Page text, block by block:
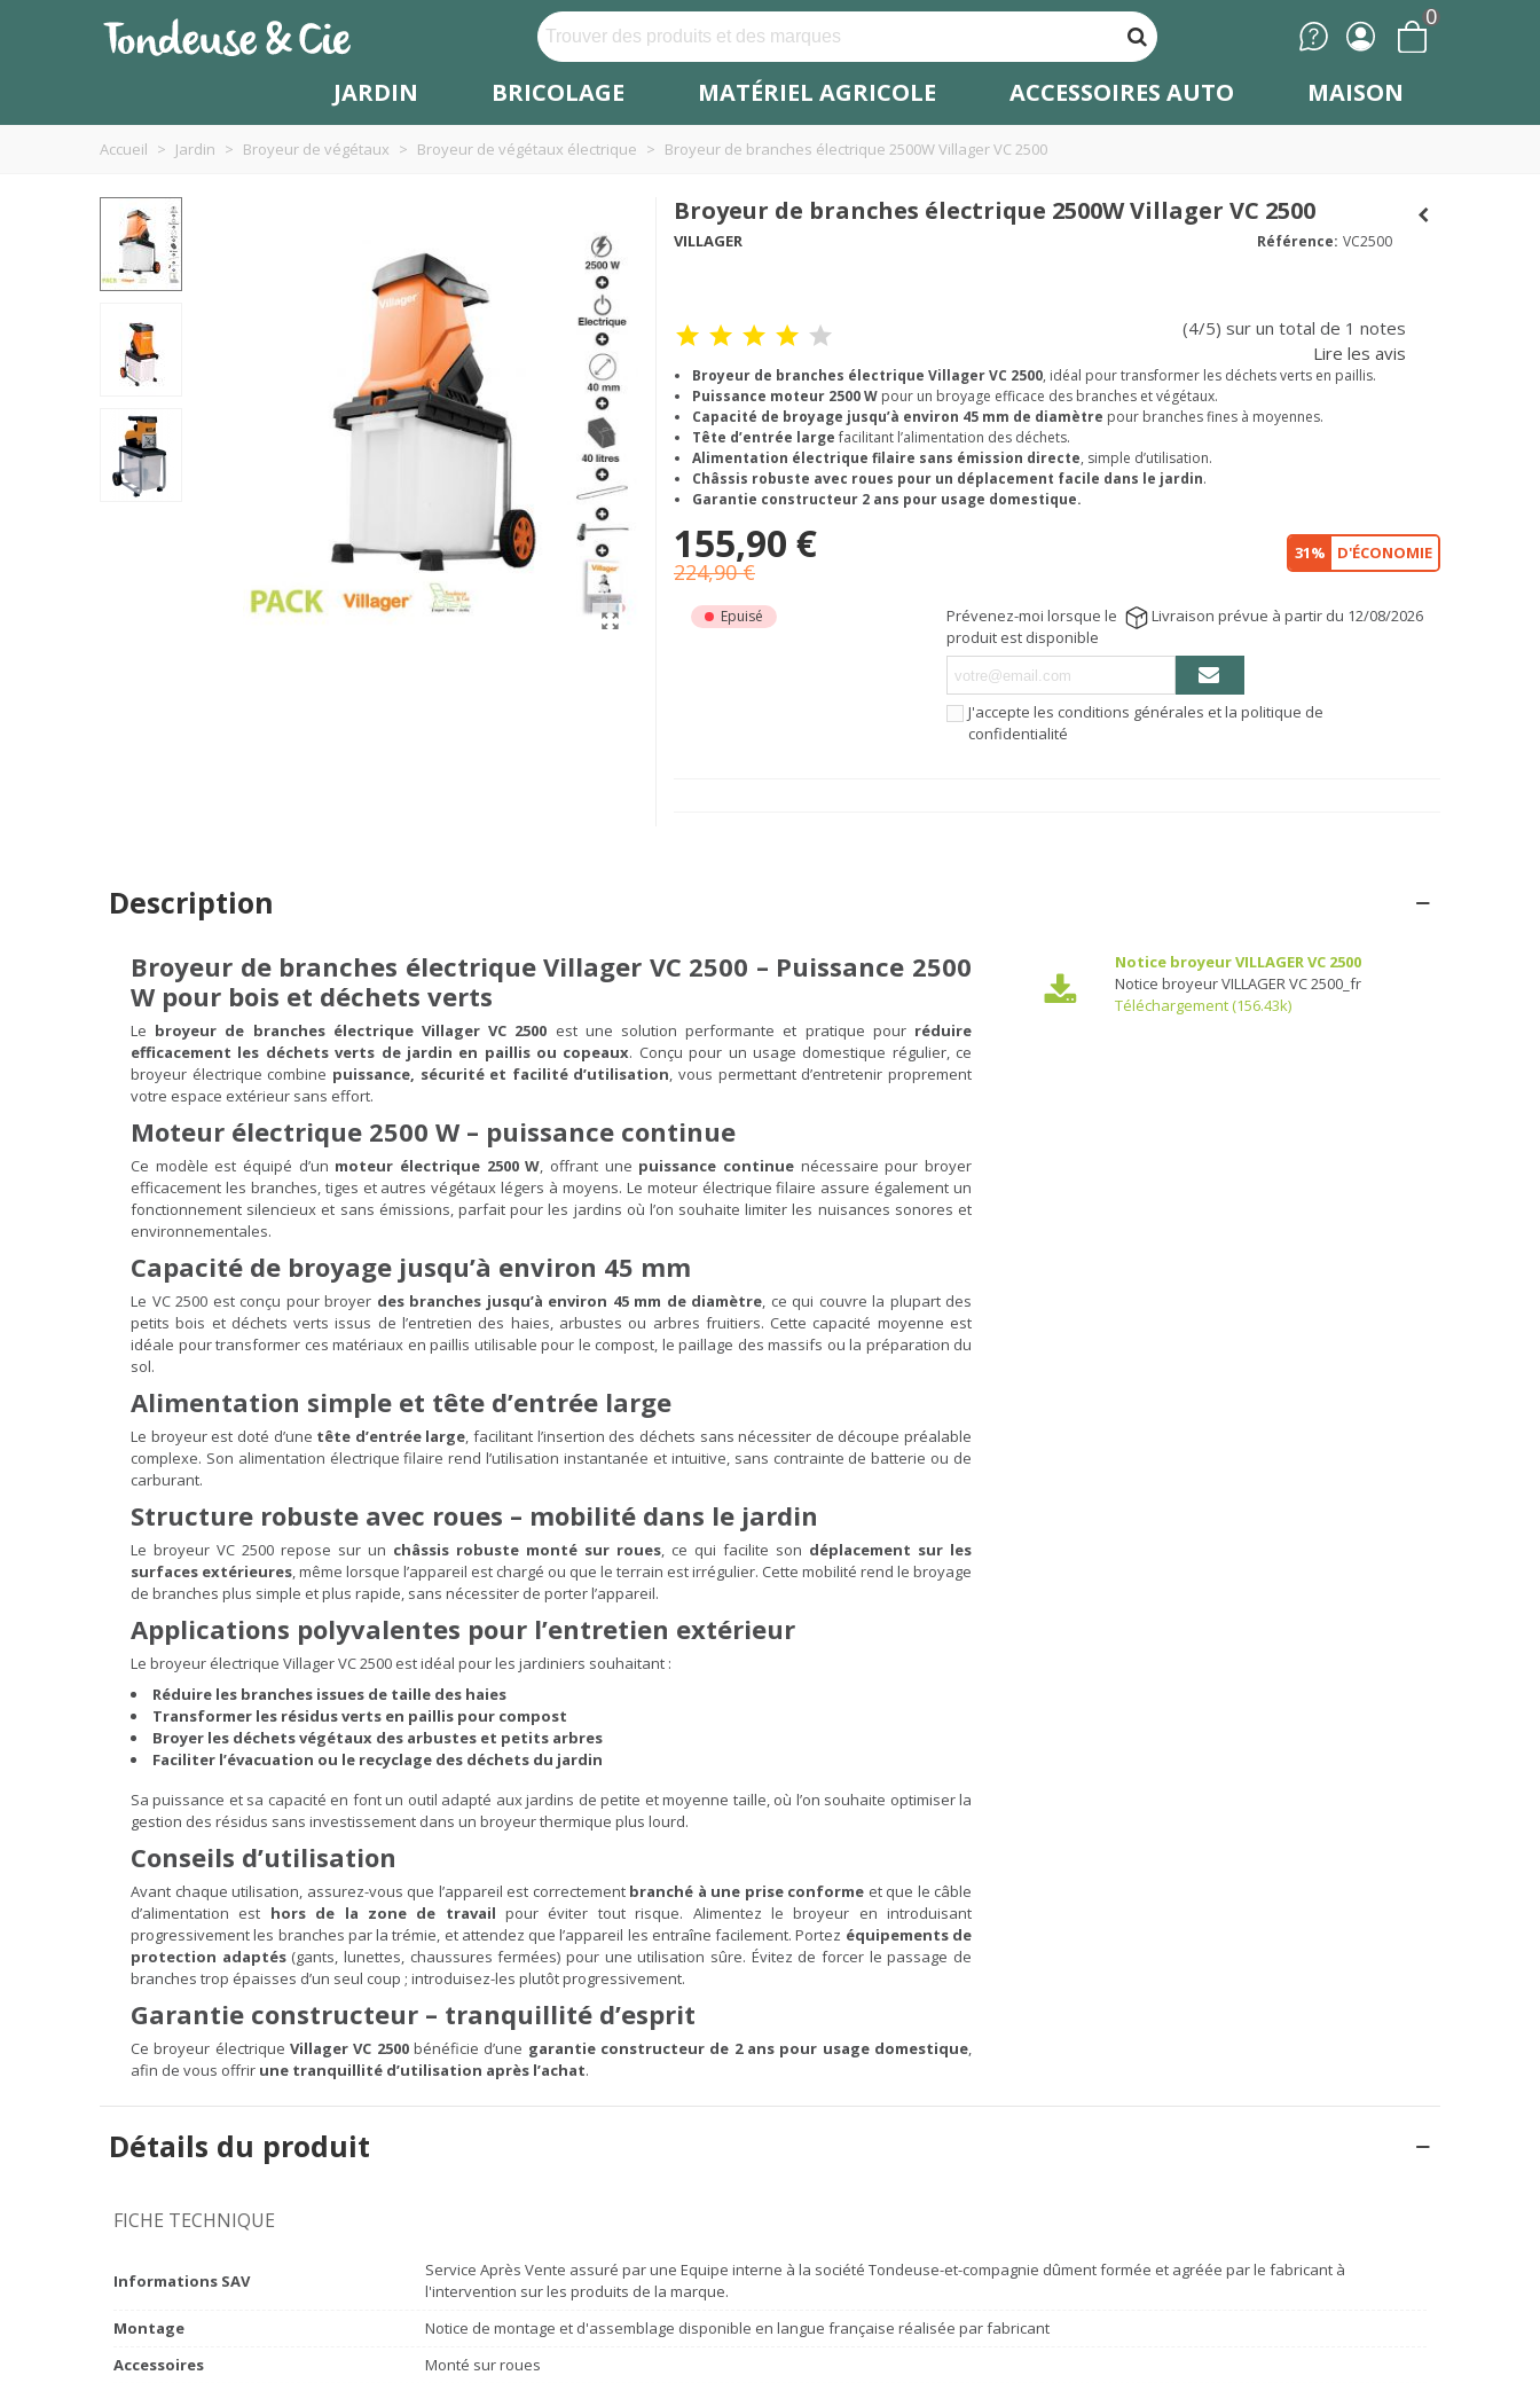
0
JARDIN BRICOLAGE MATÉRIEL AGRICOLE ACCESSOIRES AUTO MAISON
Accueil > Jardin > Broyeur de végétaux > Broyeur de végétaux électrique > Broyeur de branches électrique 2500W Villager VC 2500
Broyeur de branches électrique 2500W Villager VC 2500
VILLAGER Référence: VC2500
(4/5) sur un total de 1 notes
Lire les avis
Broyeur de branches électrique Villager VC 2500, idéal pour transformer les déchets verts en paillis.
Puissance moteur 2500 W pour un broyage efficace des branches et végétaux.
Capacité de broyage jusqu’à environ 45 mm de diamètre pour branches fines à moyennes.
Tête d’entrée largefacilitant l’alimentation des déchets.
Alimentation électrique filaire sans émission directe, simple d’utilisation.
Châssis robuste avec roues pour un déplacement facile dans le jardin.
Garantie constructeur 2 ans pour usage domestique.
155,90 €
224,90 €
31% D'ÉCONOMIE
Epuisé Livraison prévue à partir du 12/08/2026
Prévenez-moi lorsque le
produit est disponible
J'accepte les conditions générales et la politique de
confidentialité
Description
Broyeur de branches électrique Villager VC 2500 – Puissance 2500
W pour bois et déchets verts
Le broyeur de branches électrique Villager VC 2500 est une solution performante et pratique pour réduire
efficacement les déchets verts de jardin en paillis ou copeaux. Conçu pour un usage domestique régulier, ce
broyeur électrique combine puissance, sécurité et facilité d’utilisation, vous permettant d’entretenir proprement
votre espace extérieur sans effort.
Moteur électrique 2500 W – puissance continue
Ce modèle est équipé d’un moteur électrique 2500 W, offrant une puissance continue nécessaire pour broyer
efficacement les branches, tiges et autres végétaux légers à moyens. Le moteur électrique filaire assure également un
fonctionnement silencieux et sans émissions, parfait pour les jardins où l’on souhaite limiter les nuisances sonores et
environnementales.
Capacité de broyage jusqu’à environ 45 mm
Le VC 2500 est conçu pour broyer des branches jusqu’à environ 45 mm de diamètre, ce qui couvre la plupart des
petits bois et déchets verts issus de l’entretien des haies, arbustes ou arbres fruitiers. Cette capacité moyenne est
idéale pour transformer ces matériaux en paillis utilisable pour le compost, le paillage des massifs ou la préparation du
sol.
Alimentation simple et tête d’entrée large
Le broyeur est doté d’une tête d’entrée large, facilitant l’insertion des déchets sans nécessiter de découpe préalable
complexe. Son alimentation électrique filaire rend l’utilisation instantanée et intuitive, sans contrainte de batterie ou de
carburant.
Structure robuste avec roues – mobilité dans le jardin
Le broyeur VC 2500 repose sur un châssis robuste monté sur roues, ce qui facilite son déplacement sur les
surfaces extérieures, même lorsque l’appareil est chargé ou que le terrain est irrégulier. Cette mobilité rend le broyage
de branches plus simple et plus rapide, sans nécessiter de porter l’appareil.
Applications polyvalentes pour l’entretien extérieur
Le broyeur électrique Villager VC 2500 est idéal pour les jardiniers souhaitant :
Réduire les branches issues de taille des haies
Transformer les résidus verts en paillis pour compost
Broyer les déchets végétaux des arbustes et petits arbres
Faciliter l’évacuation ou le recyclage des déchets du jardin
Sa puissance et sa capacité en font un outil adapté aux jardins de petite et moyenne taille, où l’on souhaite optimiser la
gestion des résidus sans investissement dans un broyeur thermique plus lourd.
Conseils d’utilisation
Avant chaque utilisation, assurez-vous que l’appareil est correctement branché à une prise conforme et que le câble
d’alimentation est hors de la zone de travail pour éviter tout risque. Alimentez le broyeur en introduisant
progressivement les branches par la trémie, et attendez que l’appareil les entraîne facilement. Portez équipements de
protection adaptés(gants, lunettes, chaussures fermées) pour une utilisation sûre. Évitez de forcer le passage de
branches trop épaisses d’un seul coup ; introduisez-les plutôt progressivement.
Garantie constructeur – tranquillité d’esprit
Ce broyeur électrique Villager VC 2500bénéficie d’une garantie constructeur de 2 ans pour usage domestique,
afin de vous offrir une tranquillité d’utilisation après l’achat.
Notice broyeur VILLAGER VC 2500
Notice broyeur VILLAGER VC 2500_fr
Téléchargement (156.43k)
Détails du produit
FICHE TECHNIQUE
Informations SAV
Service Après Vente assuré par une Equipe interne à la société Tondeuse-et-compagnie dûment formée et agréée par le fabricant à
l'intervention sur les produits de la marque.
Montage
Notice de montage et d'assemblage disponible en langue française réalisée par fabricant
Accessoires
Monté sur roues